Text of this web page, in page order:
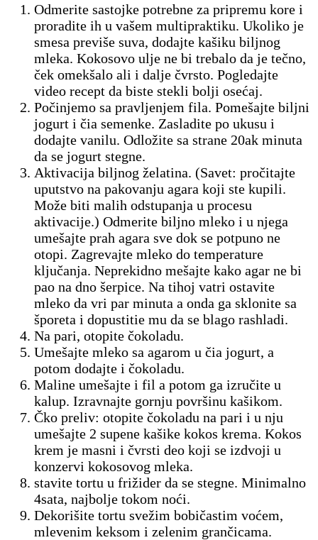
Odmerite sastojke potrebne za pripremu kore i
proradite ih u vašem multipraktiku. Ukoliko je
smesa previše suva, dodajte kašiku biljnog
mleka. Kokosovo ulje ne bi trebalo da je tečno,
ček omekšalo ali i dalje čvrsto. Pogledajte
video recept da biste stekli bolji osećaj.
Počinjemo sa pravljenjem fila. Pomešajte biljni
jogurt i čia semenke. Zasladite po ukusu i
dodajte vanilu. Odložite sa strane 20ak minuta
da se jogurt stegne.
Aktivacija biljnog želatina. (Savet: pročitajte
uputstvo na pakovanju agara koji ste kupili.
Može biti malih odstupanja u procesu
aktivacije.) Odmerite biljno mleko i u njega
umešajte prah agara sve dok se potpuno ne
otopi. Zagrevajte mleko do temperature
ključanja. Neprekidno mešajte kako agar ne bi
pao na dno šerpice. Na tihoj vatri ostavite
mleko da vri par minuta a onda ga sklonite sa
šporeta i dopustitie mu da se blago rashladi.
Na pari, otopite čokoladu.
Umešajte mleko sa agarom u čia jogurt, a
potom dodajte i čokoladu.
Maline umešajte i fil a potom ga izručite u
kalup. Izravnajte gornju površinu kašikom.
Čko preliv: otopite čokoladu na pari i u nju
umešajte 2 supene kašike kokos krema. Kokos
krem je masni i čvrsti deo koji se izdvoji u
konzervi kokosovog mleka.
stavite tortu u frižider da se stegne. Minimalno
4sata, najbolje tokom noći.
Dekorišite tortu svežim bobičastim voćem,
mlevenim keksom i zelenim grančicama.